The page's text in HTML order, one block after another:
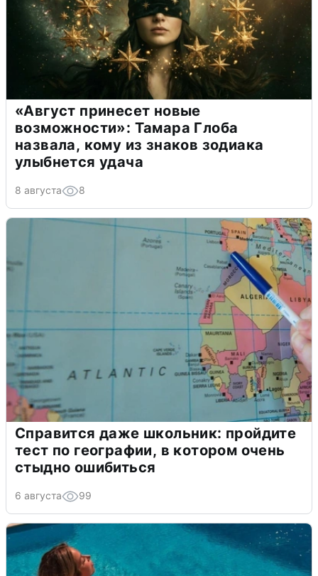
«Август принесет новые
возможности»: Тамара Глоба
назвала, кому из знаков зодиака
улыбнется удача
8 августа 8
Справится даже школьник: пройдите
тест по географии, в котором очень
стыдно ошибиться
6 августа 99